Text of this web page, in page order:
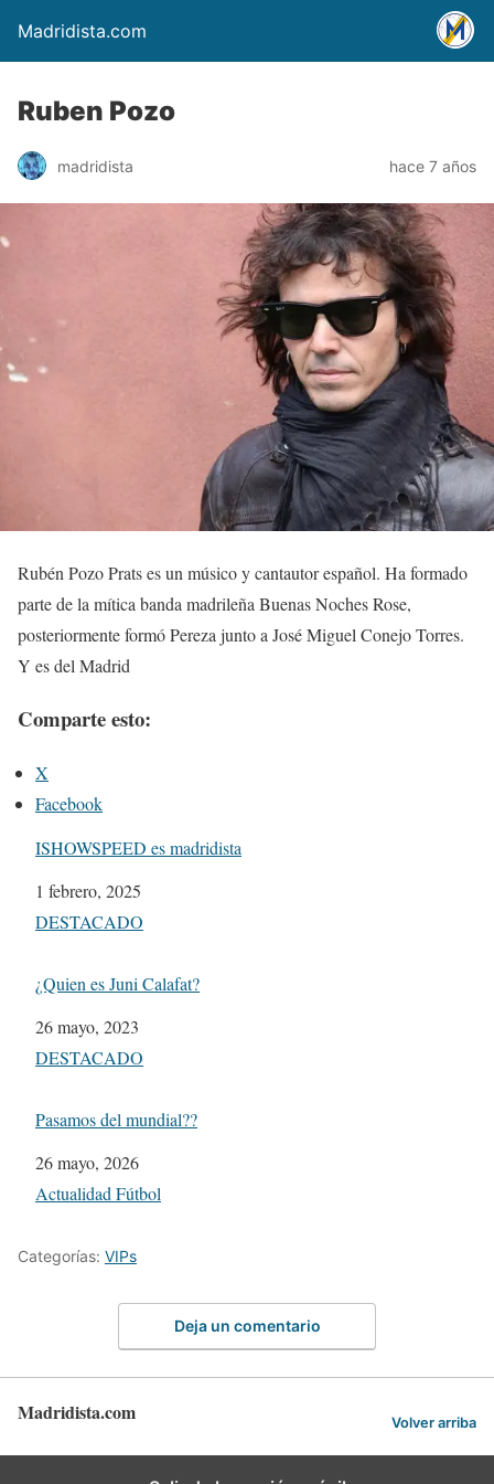
Madridista.com
Ruben Pozo
madridista hace 7 años
Rubén Pozo Prats es un músico y cantautor español. Ha formado
parte de la mítica banda madrileña Buenas Noches Rose,
posteriormente formó Pereza junto a José Miguel Conejo Torres.
Y es del Madrid
Comparte esto:
X
Facebook
ISHOWSPEED es madridista
Fecha
1 febrero, 2025
Respecto a
DESTACADO
¿Quien es Juni Calafat?
Fecha
26 mayo, 2023
Respecto a
DESTACADO
Pasamos del mundial??
Fecha
26 mayo, 2026
Respecto a
Actualidad Fútbol
Categorías: VIPs
Deja un comentario
Madridista.com Volver arriba